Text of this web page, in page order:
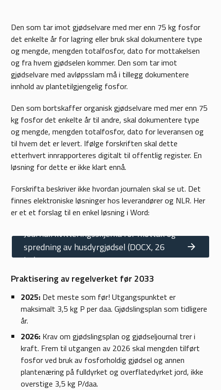
Den som tar imot gjødselvare med mer enn 75 kg fosfor
det enkelte år for lagring eller bruk skal dokumentere type
og mengde, mengden totalfosfor, dato for mottakelsen
og fra hvem gjødselen kommer. Den som tar imot
gjødselvare med avløpsslam må i tillegg dokumentere
innhold av plantetilgjengelig fosfor.
Den som bortskaffer organisk gjødselvare med mer enn 75
kg fosfor det enkelte år til andre, skal dokumentere type
og mengde, mengden totalfosfor, dato for leveransen og
til hvem det er levert. Ifølge forskriften skal dette
etterhvert innrapporteres digitalt til offentlig register. En
løsning for dette er ikke klart ennå.
Forskrifta beskriver ikke hvordan journalen skal se ut. Det
finnes elektroniske løsninger hos leverandører og NLR. Her
er et et forslag til en enkel løsning i Word:
Journal/kvitteringsskjema for mottak og
spredning av husdyrgjødsel(DOCX, 26
kB)
Praktisering av regelverket før 2033
2025: Det meste som før! Utgangspunktet er
maksimalt 3,5 kg P per daa. Gjødslingsplan som tidligere
år. ​
2026: Krav om gjødslingsplan og gjødseljournal trer i
kraft​. Frem til utgangen av 2026 skal mengden tilført
fosfor ved bruk av fosforholdig gjødsel og annen
plantenæring på fulldyrket og overflatedyrket jord, ikke
overstige 3,5 kg P/daa.